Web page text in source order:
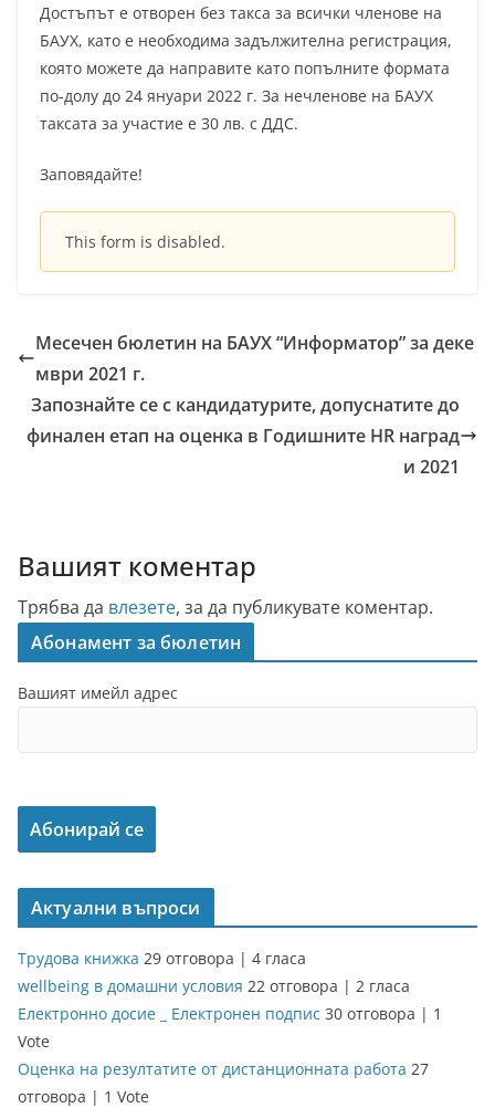
Достъпът е отворен без такса за всички членове на
БАУХ, като е необходима задължителна регистрация,
която можете да направите като попълните формата
по-долу до 24 януари 2022 г. За нечленове на БАУХ
таксата за участие е 30 лв. с ДДС.
Заповядайте!
This form is disabled.
Месечен бюлетин на БАУХ “Информатор” за деке
мври 2021 г.
Запознайте се с кандидатурите, допуснатите до
финален етап на оценка в Годишните HR наград
и 2021
Вашият коментар
Трябва да влезете, за да публикувате коментар.
Абонамент за бюлетин
Вашият имейл адрес
Актуални въпроси
Трудова книжка 29 отговора | 4 гласа
wellbeing в домашни условия 22 отговора | 2 гласа
Електронно досие _ Електронен подпис 30 отговора | 1
Vote
Оценка на резултатите от дистанционната работа 27
отговора | 1 Vote